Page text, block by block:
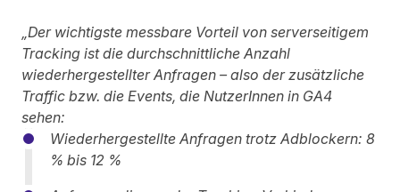
„Der wichtigste messbare Vorteil von serverseitigem
Tracking ist die durchschnittliche Anzahl
wiederhergestellter Anfragen – also der zusätzliche
Traffic bzw. die Events, die NutzerInnen in GA4
sehen:
Wiederhergestellte Anfragen trotz Adblockern: 8
% bis 12 %